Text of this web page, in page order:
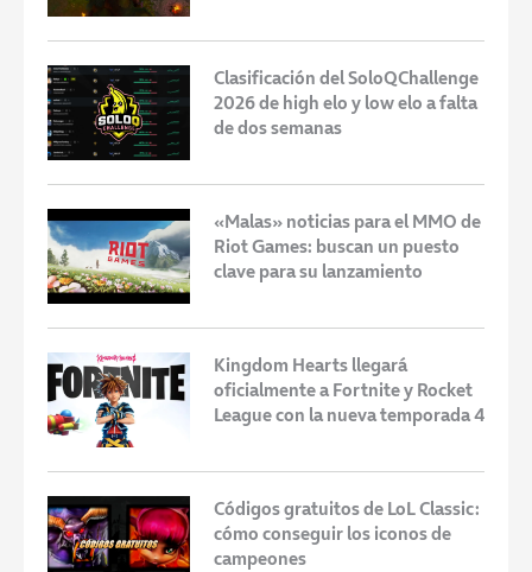
Clasificación del SoloQChallenge
2026 de high elo y low elo a falta
de dos semanas
«Malas» noticias para el MMO de
Riot Games: buscan un puesto
clave para su lanzamiento
Kingdom Hearts llegará
oficialmente a Fortnite y Rocket
League con la nueva temporada 4
Códigos gratuitos de LoL Classic:
cómo conseguir los iconos de
campeones